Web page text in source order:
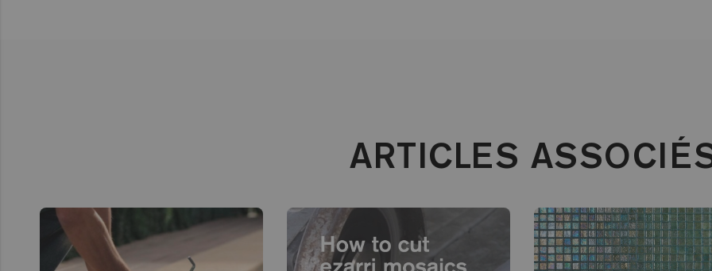
ARTICLES